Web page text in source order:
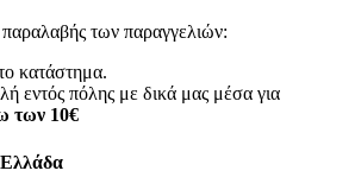
των παραγγελιών:
κατάστημα.
εντός πόλης με δικά μας μέσα για
των 10€